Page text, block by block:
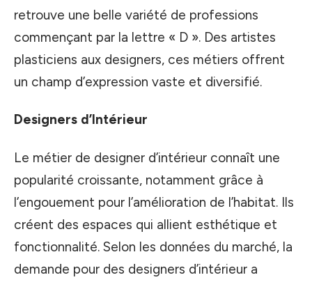
retrouve une belle variété de professions
commençant par la lettre « D ». Des artistes
plasticiens aux designers, ces métiers offrent
un champ d’expression vaste et diversifié.
Designers d’Intérieur
Le métier de designer d’intérieur connaît une
popularité croissante, notamment grâce à
l’engouement pour l’amélioration de l’habitat. Ils
créent des espaces qui allient esthétique et
fonctionnalité. Selon les données du marché, la
demande pour des designers d’intérieur a